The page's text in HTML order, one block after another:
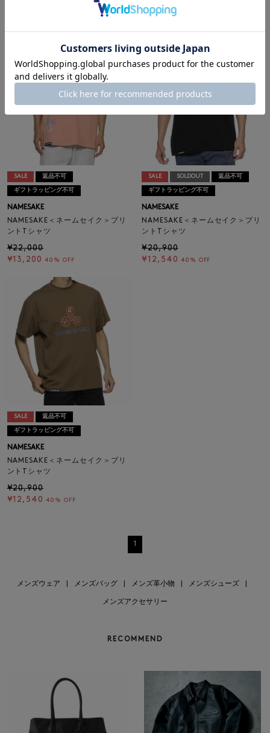
¥19,800
¥11,880
SALE 返品不可
ギフトラッピング不可
NAMESAKE
NAMESAKE＜ネームセイク＞プリ
ントTシャツ
¥22,000
¥13,200 40% OFF
SALE SOLDOUT 返品不可
ギフトラッピング不可
NAMESAKE
NAMESAKE＜ネームセイク＞プリ
ントTシャツ
¥20,900
¥12,540 40% OFF
SALE 返品不可
ギフトラッピング不可
NAMESAKE
NAMESAKE＜ネームセイク＞プリ
ントTシャツ
¥20,900
¥12,540 40% OFF
1
メンズウェア メンズバッグ メンズ革小物 メンズシューズ
メンズアクセサリー
RECOMMEND